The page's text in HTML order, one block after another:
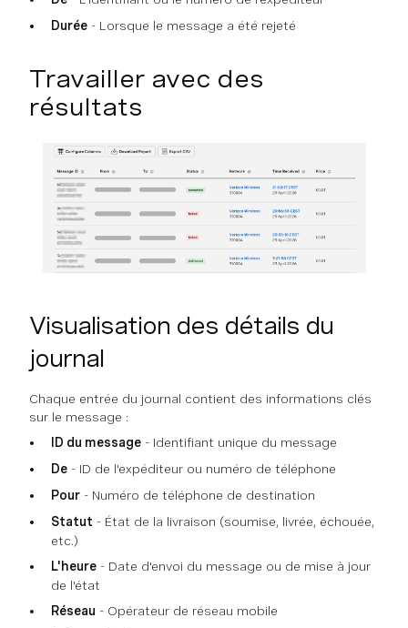
Durée - Lorsque le message a été rejeté
Travailler avec des
résultats
Visualisation des détails du
journal
Chaque entrée du journal contient des informations clés
sur le message :
ID du message - Identifiant unique du message
De - ID de l'expéditeur ou numéro de téléphone
Pour - Numéro de téléphone de destination
Statut - État de la livraison (soumise, livrée, échouée,
etc.)
L'heure - Date d'envoi du message ou de mise à jour
de l'état
Réseau - Opérateur de réseau mobile